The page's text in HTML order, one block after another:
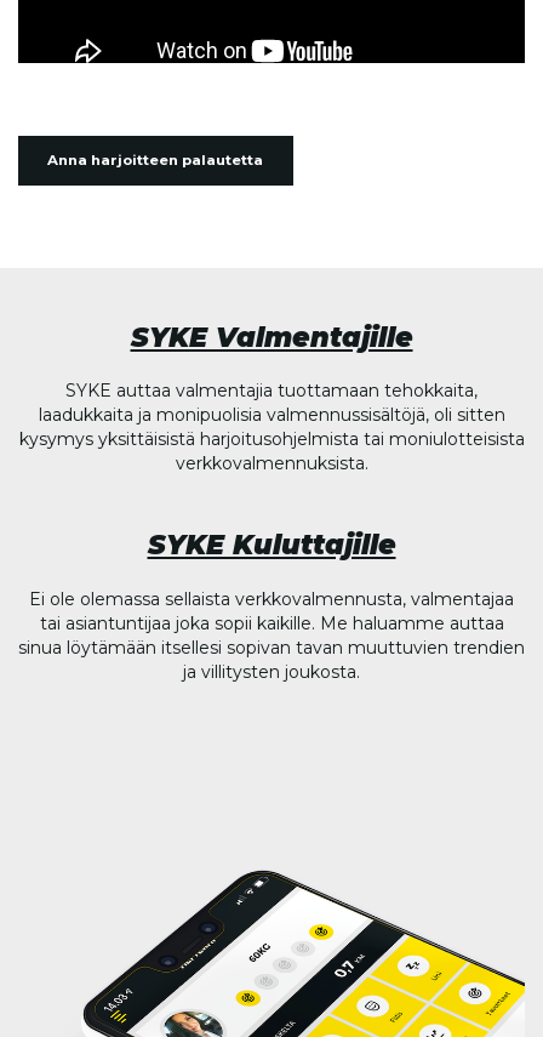
Anna harjoitteen palautetta
SYKE Valmentajille
SYKE auttaa valmentajia tuottamaan tehokkaita,
laadukkaita ja monipuolisia valmennussisältöjä, oli sitten
kysymys yksittäisistä harjoitusohjelmista tai moniulotteisista
verkkovalmennuksista.
SYKE Kuluttajille
Ei ole olemassa sellaista verkkovalmennusta, valmentajaa
tai asiantuntijaa joka sopii kaikille. Me haluamme auttaa
sinua löytämään itsellesi sopivan tavan muuttuvien trendien
ja villitysten joukosta.